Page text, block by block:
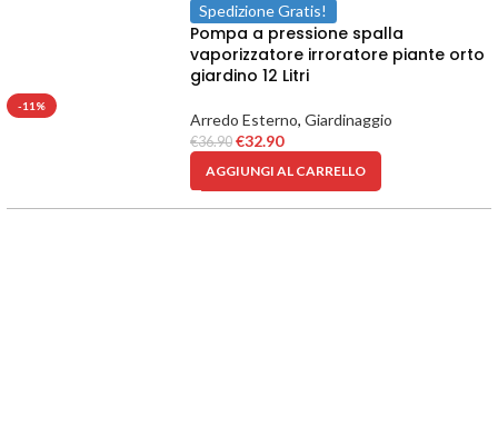
-11%
Spedizione Gratis!
Pompa a pressione spalla
vaporizzatore irroratore piante orto
giardino 12 Litri
Arredo Esterno, Giardinaggio
€36.90 €32.90
AGGIUNGI AL CARRELLO